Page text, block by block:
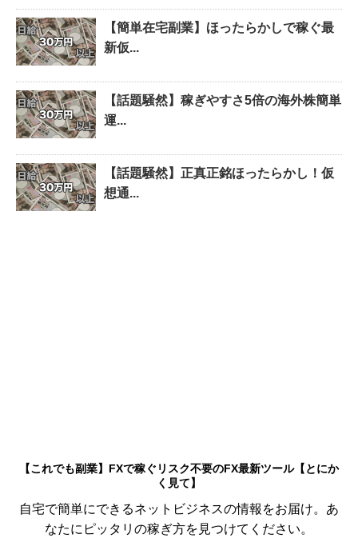
【簡単在宅副業】ほったらかしで稼ぐ最
新仮...
【話題騒然】稼ぎやすさ5倍の海外株簡単
運...
【話題騒然】正真正銘ほったらかし！仮
想通...
【これでも副業】FXで稼ぐリスク不要のFX最新ツール【とにか
く見て】
自宅で簡単にできるネットビジネスの情報をお届け。あ
なたにピッタリの稼ぎ方を見つけてください。